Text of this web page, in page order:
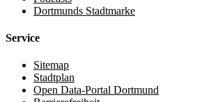
Dortmunds Stadtmarke
Service
Sitemap
Stadtplan
Open Data-Portal Dortmund